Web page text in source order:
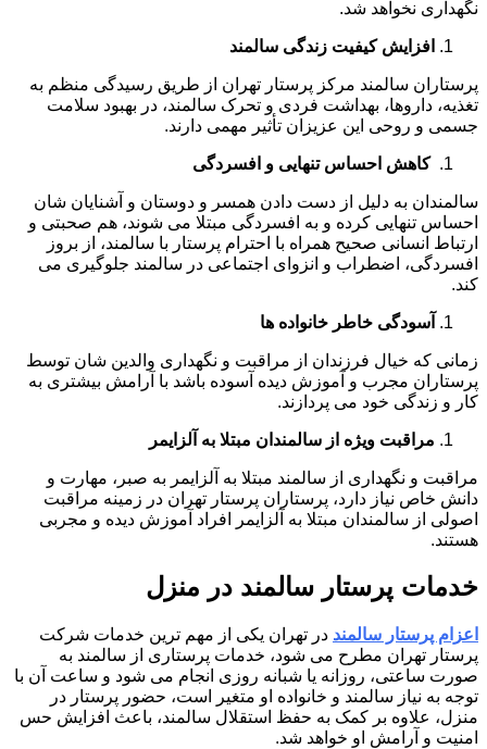
نگهداری نخواهد شد.
افزایش کیفیت زندگی سالمند
پرستاران سالمند مرکز پرستار تهران از طریق رسیدگی منظم به
تغذیه، داروها، بهداشت فردی و تحرک سالمند، در بهبود سلامت
جسمی و روحی این عزیزان تأثیر مهمی دارند.
کاهش احساس تنهایی و افسردگی
سالمندان به دلیل از دست دادن همسر و دوستان و آشنایان شان
احساس تنهایی کرده و به افسردگی مبتلا می شوند، هم صحبتی و
ارتباط انسانی صحیح همراه با احترام پرستار با سالمند، از بروز
افسردگی، اضطراب و انزوای اجتماعی در سالمند جلوگیری می
کند.
آسودگی خاطر خانواده ها
زمانی که خیال فرزندان از مراقبت و نگهداری والدین شان توسط
پرستاران مجرب و آموزش دیده آسوده باشد با آرامش بیشتری به
کار و زندگی خود می پردازند.
مراقبت ویژه از سالمندان مبتلا به آلزایمر
مراقبت و نگهداری از سالمند مبتلا به آلزایمر به صبر، مهارت و
دانش خاص نیاز دارد، پرستاران پرستار تهران در زمینه مراقبت
اصولی از سالمندان مبتلا به آلزایمر افراد آموزش دیده و مجربی
هستند.
خدمات پرستار سالمند در منزل
اعزام پرستار سالمند در تهران یکی از مهم ترین خدمات شرکت
پرستار تهران مطرح می شود، خدمات پرستاری از سالمند به
صورت ساعتی، روزانه یا شبانه روزی انجام می شود و ساعت آن با
توجه به نیاز سالمند و خانواده او متغیر است، حضور پرستار در
منزل، علاوه بر کمک به حفظ استقلال سالمند، باعث افزایش حس
امنیت و آرامش او خواهد شد.